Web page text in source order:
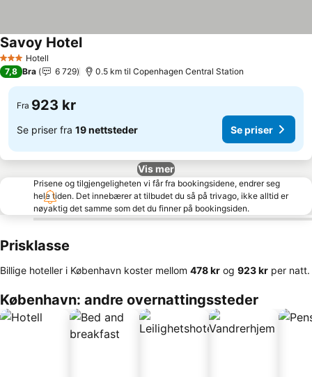
3 StjernerHotell
Savoy Hotel
7,8 Bra 6 729 0.5 km til Copenhagen Central Station
Fra 923 kr
Se priser fra 19 nettsteder Se priser
Vis mer
Prisene og tilgjengeligheten vi får fra bookingsidene, endrer seg
hele tiden. Det innebærer at tilbudet du så på trivago, ikke alltid er
nøyaktig det samme som det du finner på bookingsiden.
Prisklasse
Billige hoteller i København koster mellom ‎478 kr og ‎923 kr per natt.
København: andre overnattingssteder